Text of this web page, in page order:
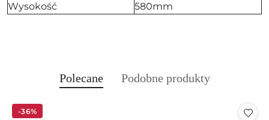
Wysokość
580mm
Pomiń karuzelę produktów
Produkty
Polecane
Produkty
Podobne produkty
-36%